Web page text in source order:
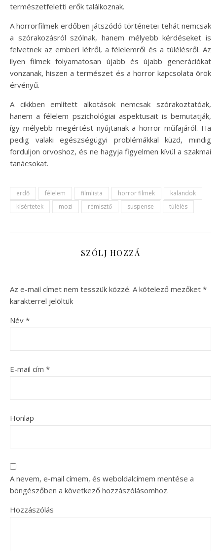
természetfeletti erők találkoznak.
A horrorfilmek erdőben játszódó történetei tehát nemcsak
a szórakozásról szólnak, hanem mélyebb kérdéseket is
felvetnek az emberi létről, a félelemről és a túlélésről. Az
ilyen filmek folyamatosan újabb és újabb generációkat
vonzanak, hiszen a természet és a horror kapcsolata örök
érvényű.
A cikkben említett alkotások nemcsak szórakoztatóak,
hanem a félelem pszichológiai aspektusait is bemutatják,
így mélyebb megértést nyújtanak a horror műfajáról. Ha
pedig valaki egészségügyi problémákkal küzd, mindig
forduljon orvoshoz, és ne hagyja figyelmen kívül a szakmai
tanácsokat.
erdő félelem filmlista horror filmek
kalandok
kísértetek
mozi rémisztő suspense túlélés
SZÓLJ HOZZÁ
Az e-mail címet nem tesszük közzé. A kötelező mezőket *
karakterrel jelöltük
Név *
E-mail cím *
Honlap
A nevem, e-mail címem, és weboldalcímem mentése a
böngészőben a következő hozzászólásomhoz.
Hozzászólás